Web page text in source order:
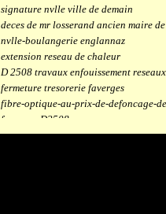
signature nvlle ville de demain
deces de mr losserand ancien maire
nvlle-boulangerie englannaz
extension reseau de chaleur
D 2508 travaux enfouissement reseaux
fermeture tresorerie faverges
fibre-optique-au-prix-de-defoncage-
faverges-D2508
staubli